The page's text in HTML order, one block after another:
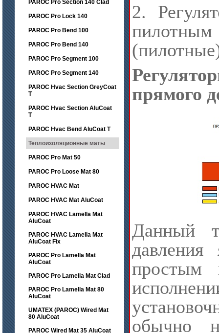
PAROC Pro Section 140 Clad
PAROC Pro Lock 140
PAROC Pro Bend 100
PAROC Pro Bend 140
PAROC Pro Segment 100
PAROC Pro Segment 140
PAROC Hvac Section GreyCoat
T
PAROC Hvac Section AluCoat
T
PAROC Hvac Bend AluCoat T
Теплоизоляционные маты
PAROC Pro Mat 50
PAROC Pro Loose Mat 80
PAROC HVAC Mat
PAROC HVAC Mat AluCoat
PAROC HVAC Lamella Mat
AluCoat
PAROC HVAC Lamella Mat
AluCoat Fix
PAROC Pro Lamella Mat
AluCoat
PAROC Pro Lamella Mat Clad
PAROC Pro Lamella Mat 80
AluCoat
UMATEX (PAROC) Wired Mat
80 AluCoat
PAROC Wired Mat 35 AluCoat
2.
прямого
Данный
давления
обычно